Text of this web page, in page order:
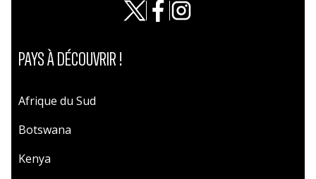
PAYS À DÉCOUVRIR !
Afrique du Sud
Botswana
Kenya